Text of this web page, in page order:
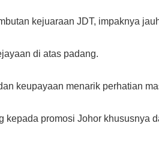
kejuaraan JDT, impaknya
di atas padang.
keupayaan menarik perhatian
promosi Johor khususnya